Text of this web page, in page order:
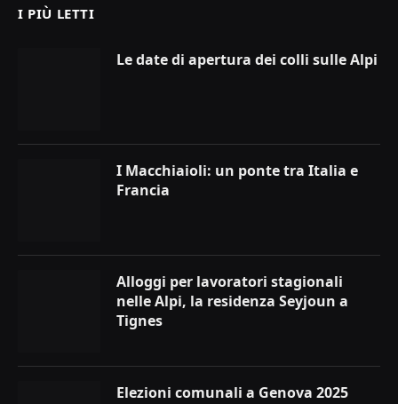
I PIÙ LETTI
Le date di apertura dei colli sulle Alpi
I Macchiaioli: un ponte tra Italia e
Francia
Alloggi per lavoratori stagionali
nelle Alpi, la residenza Seyjoun a
Tignes
Elezioni comunali a Genova 2025